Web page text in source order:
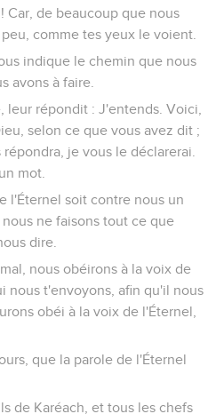
Car, de beaucoup que nous
comme tes yeux le voient.
indique le chemin que nous
avons à faire.
leur répondit : J'entends. Voici,
selon ce que vous avez dit ;
je vous le déclarerai.
mot.
l'Éternel soit contre nous un
ne faisons tout ce que
dire.
nous obéirons à la voix de
nous t'envoyons, afin qu'il nous
obéi à la voix de l'Éternel,
que la parole de l'Éternel
de Karéach, et tous les chefs